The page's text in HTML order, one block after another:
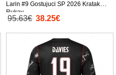
Larin #9 Gostujuci SP 2026 Kratak
Rukav
95.63€ 38.25€